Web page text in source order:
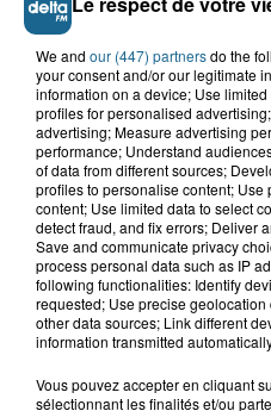
We and our (447) partnersdo the
your consent and/or our legitimate
information on a device; Use
profiles for personalised
advertising; Measure advertising
performance; Understand
of data from different sources;
profiles to personalise content;
content; Use limited data to select
detect fraud, and fix errors; Deliver
Save and communicate privacy
process personal data such as IP
following functionalities: Identify
requested; Use precise
other data sources; Link different
information transmitted
Vous pouvez accepter en cliquant
sélectionnant les finalités et/ou